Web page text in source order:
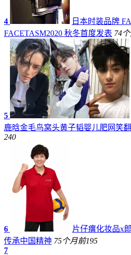
4
日本时装品牌
FACETASM2020 秋冬首度发表 74
5
鹿晗金毛鸟窝头黄子韬婴儿肥网笑
240
6
片仔癀化妆品x
传承中国精神 75个月前195
7